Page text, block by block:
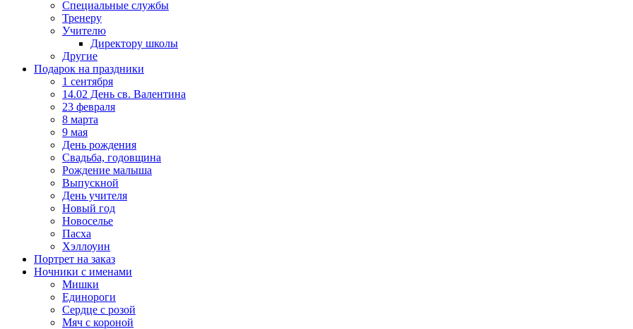
Специальные службы
Тренеру
Учителю
Директору школы
Другие
Подарок на праздники
1 сентября
14.02 День св. Валентина
23 февраля
8 марта
9 мая
День рождения
Свадьба, годовщина
Рождение малыша
Выпускной
День учителя
Новый год
Новоселье
Пасха
Хэллоуин
Портрет на заказ
Ночники с именами
Мишки
Единороги
Сердце с розой
Мяч с короной